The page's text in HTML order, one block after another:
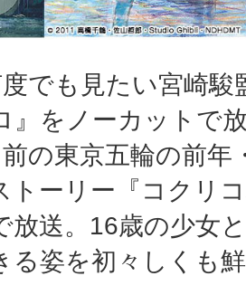
でも見たい宮崎駿
』をノーカットで
の東京五輪の前年
トーリー『コクリ
放送。16歳の少女
る姿を初々しくも